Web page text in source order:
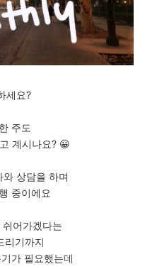
세요?
주도
계시나요? 😀
상담을 하며
중이에요
어가겠다는
리기까지
가 필요했는데